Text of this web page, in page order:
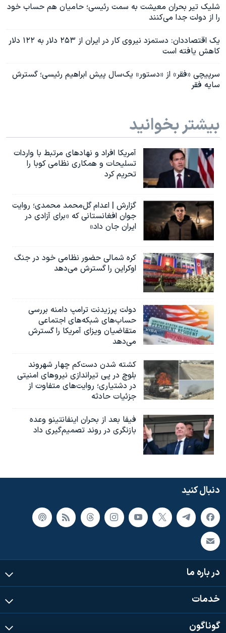
شلیک تیر بحران معیشت به سمت رئیسی؛ حامیان هم حساب خود
را از دولت جدا می‌کنند
یک اقتصاددان: دستمزد نیروی کار در ایران از ۲۵۳ دلار به ۱۲۲ دلار
کاهش یافته است
سرپیچی «فقر» از «دستور» یک‌سال پیش ابراهیم رئیسی؛ گسترش
سایه فقر
بیشتر بخوانید
آمریکا افراد و نهادهای مرتبط با واردات
تسلیحات و همکاری نظامی کوبا را
تحریم کرد
گزارش | اعدام گل‌محمد محمدی؛ روایت
جوان افغانستانی که «برای آزادی در
ایران جان داد»
کره شمالی حضور نظامی خود در جنگ
اوکراین را گسترش می‌دهد
دولت پرزیدنت ترامپ دامنه بررسی
حساب‌های شبکه‌های اجتماعی
متقاضیان ویزای آمریکا را گسترش
می‌دهد
کشته شدن دست‌کم چهار شهروند
بلوچ در پی تیراندازی نیروهای امنیتی
در دشتیاری؛ روایت‌های متفاوت از
جزئیات حادثه
فیفا بعد از بحران اینفانتینو وعده
بازنگری در روند تصمیم‌گیری داد
دنبال کنید
در باره ما
خدمات
گوناگون